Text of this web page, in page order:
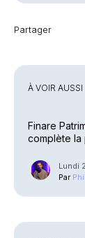
Partager
À VOIR AUSSI
Finare
complète la
Lundi
Par